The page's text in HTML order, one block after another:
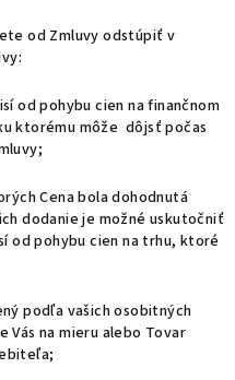
od Zmluvy odstúpiť v
od pohybu cien na finančnom
ktorému môže dôjsť počas
Cena bola dohodnutá
dodanie je možné uskutočniť
od pohybu cien na trhu, ktoré
podľa vašich osobitných
na mieru alebo Tovar